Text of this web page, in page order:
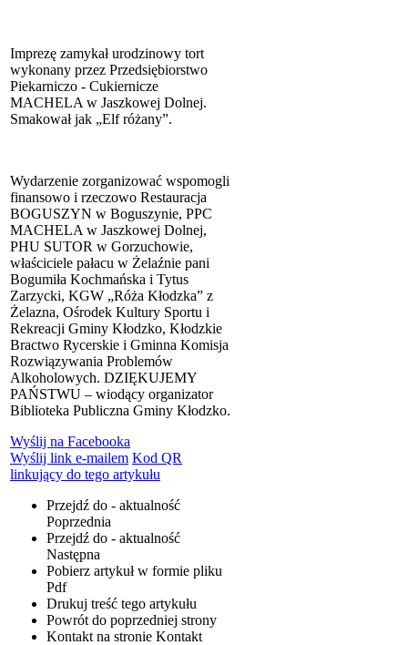
Imprezę zamykał urodzinowy tort
wykonany przez Przedsiębiorstwo
Piekarniczo - Cukiernicze
MACHELA w Jaszkowej Dolnej.
Smakował jak „Elf różany”.
Wydarzenie zorganizować wspomogli
finansowo i rzeczowo Restauracja
BOGUSZYN w Boguszynie, PPC
MACHELA w Jaszkowej Dolnej,
PHU SUTOR w Gorzuchowie,
właściciele pałacu w Żelaźnie pani
Bogumiła Kochmańska i Tytus
Zarzycki, KGW „Róża Kłodzka” z
Żelazna, Ośrodek Kultury Sportu i
Rekreacji Gminy Kłodzko, Kłodzkie
Bractwo Rycerskie i Gminna Komisja
Rozwiązywania Problemów
Alkoholowych. DZIĘKUJEMY
PAŃSTWU – wiodący organizator
Biblioteka Publiczna Gminy Kłodzko.
Wyślij na Facebooka
Wyślij link e-mailem Kod QR
linkujący do tego artykułu
Przejdź do - aktualność
Poprzednia
Przejdź do - aktualność
Następna
Pobierz artykuł w formie pliku
Pdf
Drukuj treść tego artykułu
Powrót do poprzedniej strony
Kontakt na stronie Kontakt